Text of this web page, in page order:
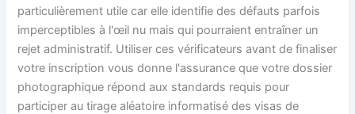
particulièrement utile car elle identifie des défauts parfois
imperceptibles à l'œil nu mais qui pourraient entraîner un
rejet administratif. Utiliser ces vérificateurs avant de finaliser
votre inscription vous donne l'assurance que votre dossier
photographique répond aux standards requis pour
participer au tirage aléatoire informatisé des visas de